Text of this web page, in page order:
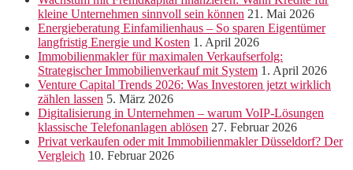
kleine Unternehmen sinnvoll sein können 21. Mai 2026
Energieberatung Einfamilienhaus – So sparen Eigentümer
langfristig Energie und Kosten 1. April 2026
Immobilienmakler für maximalen Verkaufserfolg:
Strategischer Immobilienverkauf mit System 1. April 2026
Venture Capital Trends 2026: Was Investoren jetzt wirklich
zählen lassen 5. März 2026
Digitalisierung in Unternehmen – warum VoIP-Lösungen
klassische Telefonanlagen ablösen 27. Februar 2026
Privat verkaufen oder mit Immobilienmakler Düsseldorf? Der
Vergleich 10. Februar 2026